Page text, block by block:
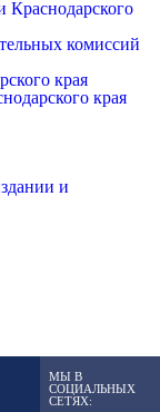
Краснодарского
комиссий
края
края
и
МЫ В
СОЦИАЛЬНЫХ
СЕТЯХ: